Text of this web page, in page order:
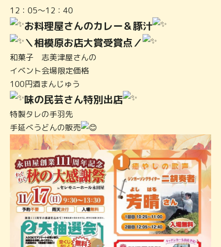
12：05～12：40
お料理屋さんのカレー＆豚汁
＼相模原お店大賞受賞点／
和菓子 志美津屋さんの
イベント会場限定価格
100円酒まんじゅう
味の民芸さん特別出店
特製タレの手羽先
手延べうどんの販売